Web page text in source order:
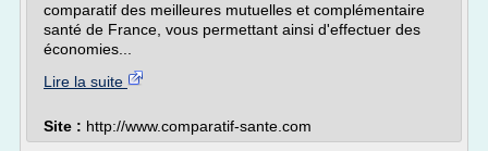
comparatif des meilleures mutuelles et complémentaire
santé de France, vous permettant ainsi d'effectuer des
économies...
Lire la suite
Site : http://www.comparatif-sante.com